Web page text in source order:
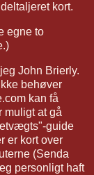
kort.
egne to
John Brierly.
behøver
kan få
muligt at gå
guide
er kort over
(Senda
personligt haft